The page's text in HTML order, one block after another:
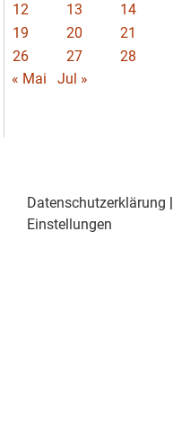
12
13 14
19
20 21
26
27 28
« Mai
Jul »
Datenschutzerklärung
Einstellungen